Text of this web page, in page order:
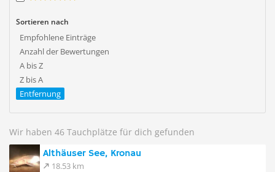
Sortieren nach
Empfohlene Einträge
Anzahl der Bewertungen
A bis Z
Z bis A
Entfernung
Wir haben 46 Tauchplätze für dich gefunden
Althäuser See, Kronau
18.53 km